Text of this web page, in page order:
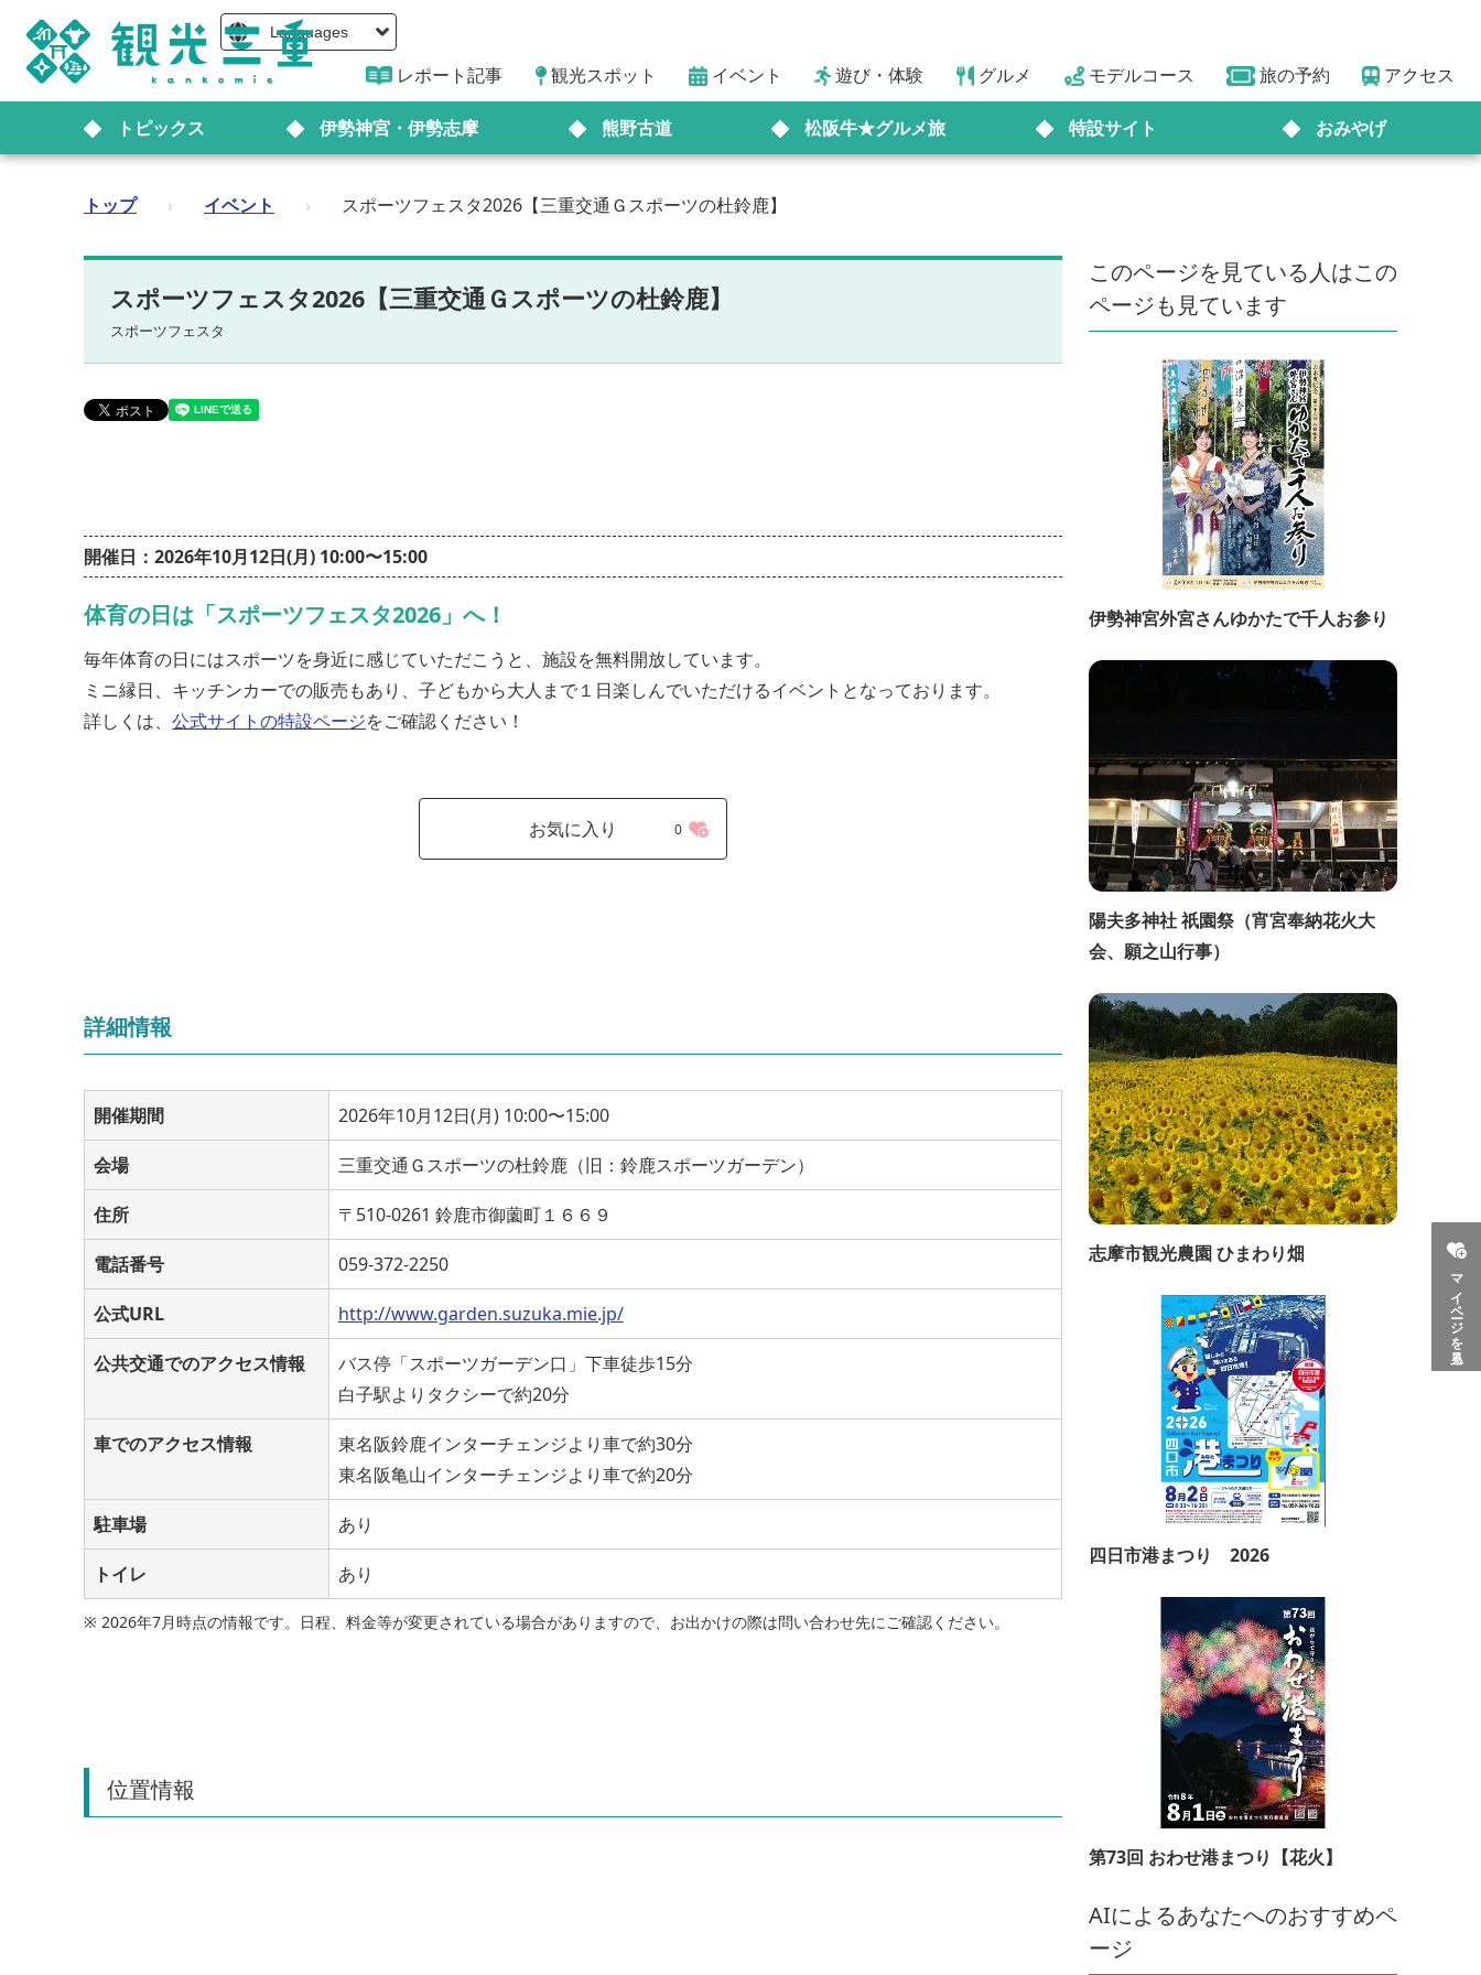
Languages
レポート記事 観光スポット イベント 遊び・体験 グルメ モデルコース 旅の予約 アクセス
トピックス 伊勢神宮・伊勢志摩 熊野古道 松阪牛★グルメ旅 特設サイト おみやげ
マイページを見る
トップ › イベント › スポーツフェスタ2026【三重交通Ｇスポーツの杜鈴鹿】
スポーツフェスタ2026【三重交通Ｇスポーツの杜鈴鹿】
スポーツフェスタ
開催日：2026年10月12日(月) 10:00〜15:00
体育の日は「スポーツフェスタ2026」へ！
毎年体育の日にはスポーツを身近に感じていただこうと、施設を無料開放しています。
ミニ縁日、キッチンカーでの販売もあり、子どもから大人まで１日楽しんでいただけるイベントとなっております。
詳しくは、 公式サイトの特設ページをご確認ください！
お気に入り 0
詳細情報
開催期間 2026年10月12日(月) 10:00〜15:00
会場 三重交通Ｇスポーツの杜鈴鹿（旧：鈴鹿スポーツガーデン）
住所 〒510-0261 鈴鹿市御薗町１６６９
電話番号 059-372-2250
公式URL http://www.garden.suzuka.mie.jp/
公共交通でのアクセス情報
バス停「スポーツガーデン口」下車徒歩15分
白子駅よりタクシーで約20分
車でのアクセス情報
東名阪鈴鹿インターチェンジより車で約30分
東名阪亀山インターチェンジより車で約20分
駐車場 あり
トイレ あり
※ 2026年7月時点の情報です。日程、料金等が変更されている場合がありますので、お出かけの際は問い合わせ先にご確認ください。
位置情報
このページを見ている人はこの
ページも見ています
伊勢神宮外宮さんゆかたで千人お参り
陽夫多神社 祇園祭（宵宮奉納花火大
会、願之山行事）
志摩市観光農園 ひまわり畑
四日市港まつり 2026
第73回 おわせ港まつり【花火】
AIによるあなたへのおすすめペ
ージ